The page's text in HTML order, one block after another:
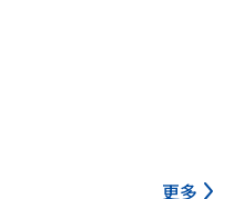
更多